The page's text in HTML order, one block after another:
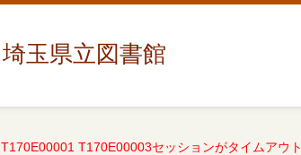
埼玉県立図書館
T170E00001 T170E00003セッションがタイムアウ